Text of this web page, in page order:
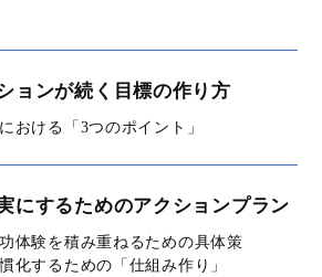
ョンが続く目標の作り方
おける「3つのポイント」
にするためのアクションプラン
体験を積み重ねるための具体策
化するための「仕組み作り」